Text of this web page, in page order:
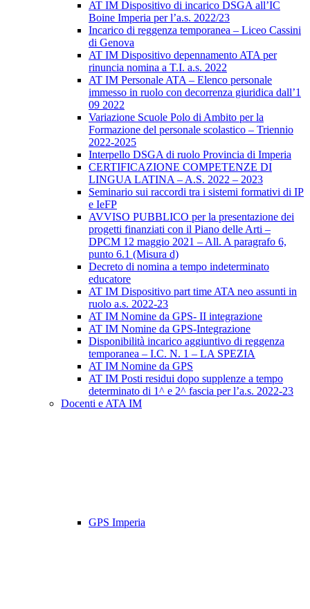
AT IM Dispositivo di incarico DSGA all’IC
Boine Imperia per l’a.s. 2022/23
Incarico di reggenza temporanea – Liceo Cassini
di Genova
AT IM Dispositivo depennamento ATA per
rinuncia nomina a T.I. a.s. 2022
AT IM Personale ATA – Elenco personale
immesso in ruolo con decorrenza giuridica dall’1
09 2022
Variazione Scuole Polo di Ambito per la
Formazione del personale scolastico – Triennio
2022-2025
Interpello DSGA di ruolo Provincia di Imperia
CERTIFICAZIONE COMPETENZE DI
LINGUA LATINA – A.S. 2022 – 2023
Seminario sui raccordi tra i sistemi formativi di IP
e IeFP
AVVISO PUBBLICO per la presentazione dei
progetti finanziati con il Piano delle Arti –
DPCM 12 maggio 2021 – All. A paragrafo 6,
punto 6.1 (Misura d)
Decreto di nomina a tempo indeterminato
educatore
AT IM Dispositivo part time ATA neo assunti in
ruolo a.s. 2022-23
AT IM Nomine da GPS- II integrazione
AT IM Nomine da GPS-Integrazione
Disponibilità incarico aggiuntivo di reggenza
temporanea – I.C. N. 1 – LA SPEZIA
AT IM Nomine da GPS
AT IM Posti residui dopo supplenze a tempo
determinato di 1^ e 2^ fascia per l’a.s. 2022-23
Docenti e ATA IM
GPS Imperia